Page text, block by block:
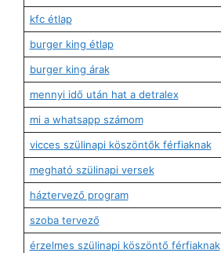
kfc étlap
burger king étlap
burger king árak
mennyi idő után hat a detralex
mi a whatsapp számom
vicces szülinapi köszöntők férfiaknak
megható szülinapi versek
háztervező program
szoba tervező
érzelmes szülinapi köszöntő férfiaknak